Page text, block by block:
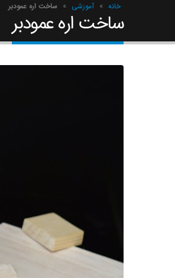
خانه » آموزشی » ساخت اره عمودبر
ساخت اره عمودبر
کاربردها و نکات خرید
اردیبهشت 29, 1404
آشنایی با انواع سه‌نظام
فروردین 31, 1404